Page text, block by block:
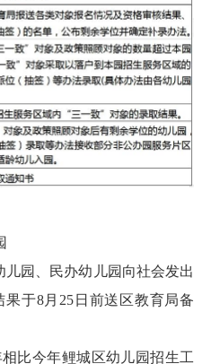
园、民办幼儿园向社会发出
于8月25日前送区教育局备
今年鲤城区幼儿园招生工